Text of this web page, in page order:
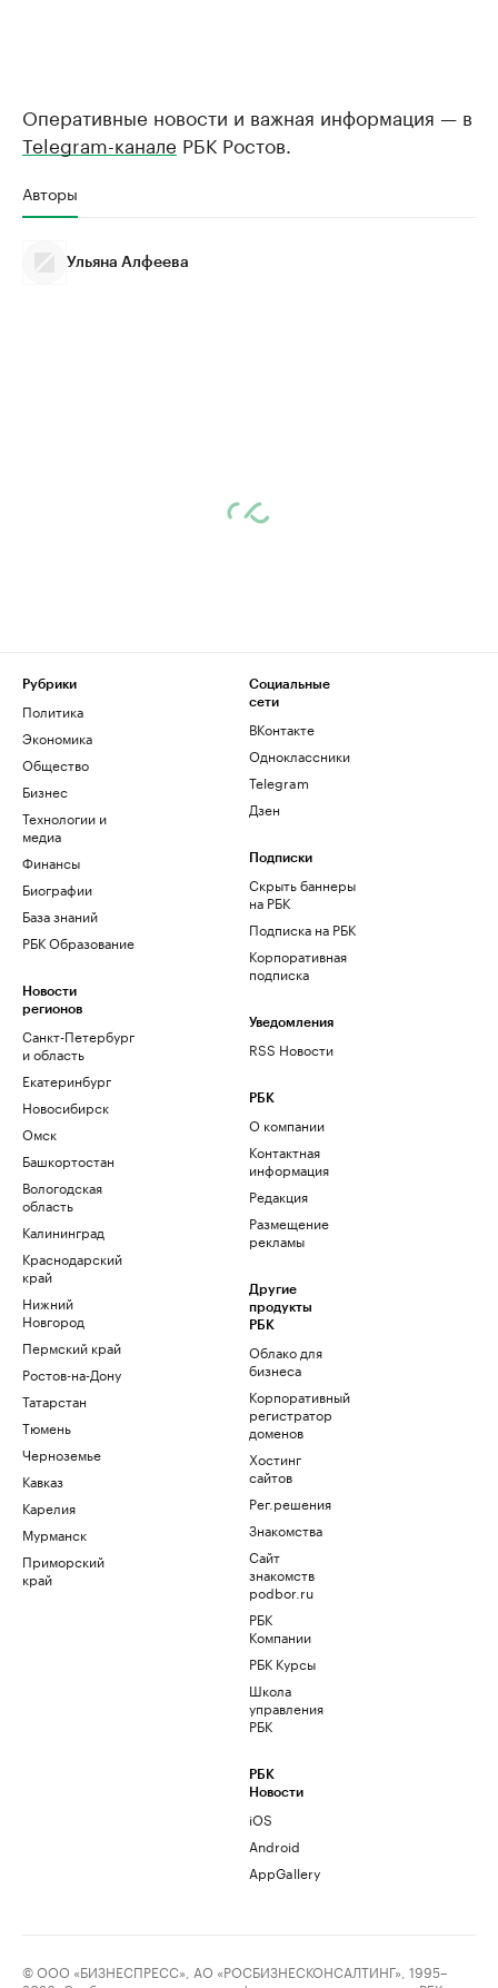
Оперативные новости и важная информация — в
Telegram-канале РБК Ростов.
Авторы
Ульяна Алфеева
Рубрики
Политика
Экономика
Общество
Бизнес
Технологии и
медиа
Финансы
Биографии
База знаний
РБК Образование
Новости
регионов
Санкт-Петербург
и область
Екатеринбург
Новосибирск
Омск
Башкортостан
Вологодская
область
Калининград
Краснодарский
край
Нижний
Новгород
Пермский край
Ростов-на-Дону
Татарстан
Тюмень
Черноземье
Кавказ
Карелия
Мурманск
Приморский
край
Социальные
сети
ВКонтакте
Одноклассники
Telegram
Дзен
Подписки
Скрыть баннеры
на РБК
Подписка на РБК
Корпоративная
подписка
Уведомления
RSS Новости
РБК
О компании
Контактная
информация
Редакция
Размещение
рекламы
Другие
продукты
РБК
Облако для
бизнеса
Корпоративный
регистратор
доменов
Хостинг
сайтов
Рег.решения
Знакомства
Сайт
знакомств
podbor.ru
РБК
Компании
РБК Курсы
Школа
управления
РБК
РБК
Новости
iOS
Android
AppGallery
© ООО «БИЗНЕСПРЕСС», АО «РОСБИЗНЕСКОНСАЛТИНГ», 1995–